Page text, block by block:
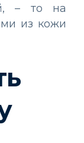
– то на
из кожи